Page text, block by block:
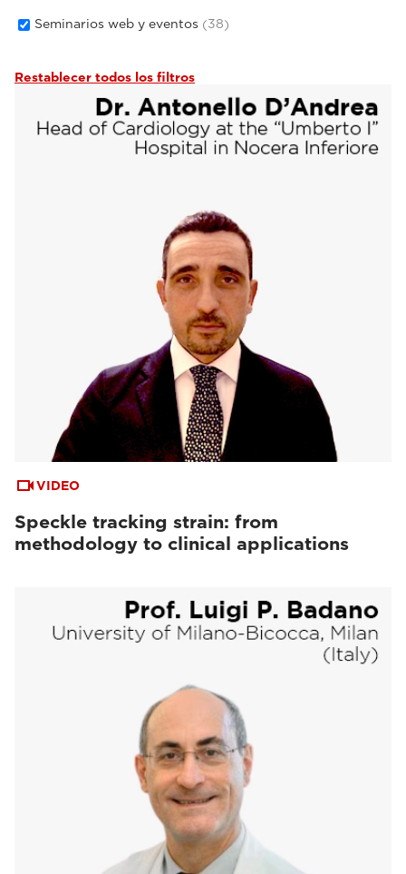
Seminarios web y eventos (38)
Restablecer todos los filtros
VIDEO
Speckle tracking strain: from
methodology to clinical applications